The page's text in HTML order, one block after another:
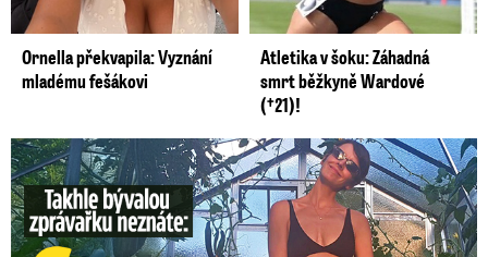
Ornella překvapila: Vyznání
mladému fešákovi
Atletika v šoku: Záhadná
smrt běžkyně Wardové
(†21)!
Takhle slavnou moderátorku neznáte: Lašková pečuje o ...